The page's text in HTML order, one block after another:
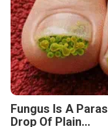
Fungus Is A
Drop Of Plain...